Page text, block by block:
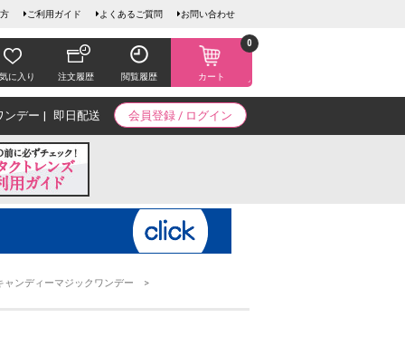
ご利用ガイド よくあるご質問 お問い合わせ
に入り 注文履歴 閲覧履歴 カート
0
会員登録 / ログイン
ンデー 即日配送
ャンディーマジックワンデー